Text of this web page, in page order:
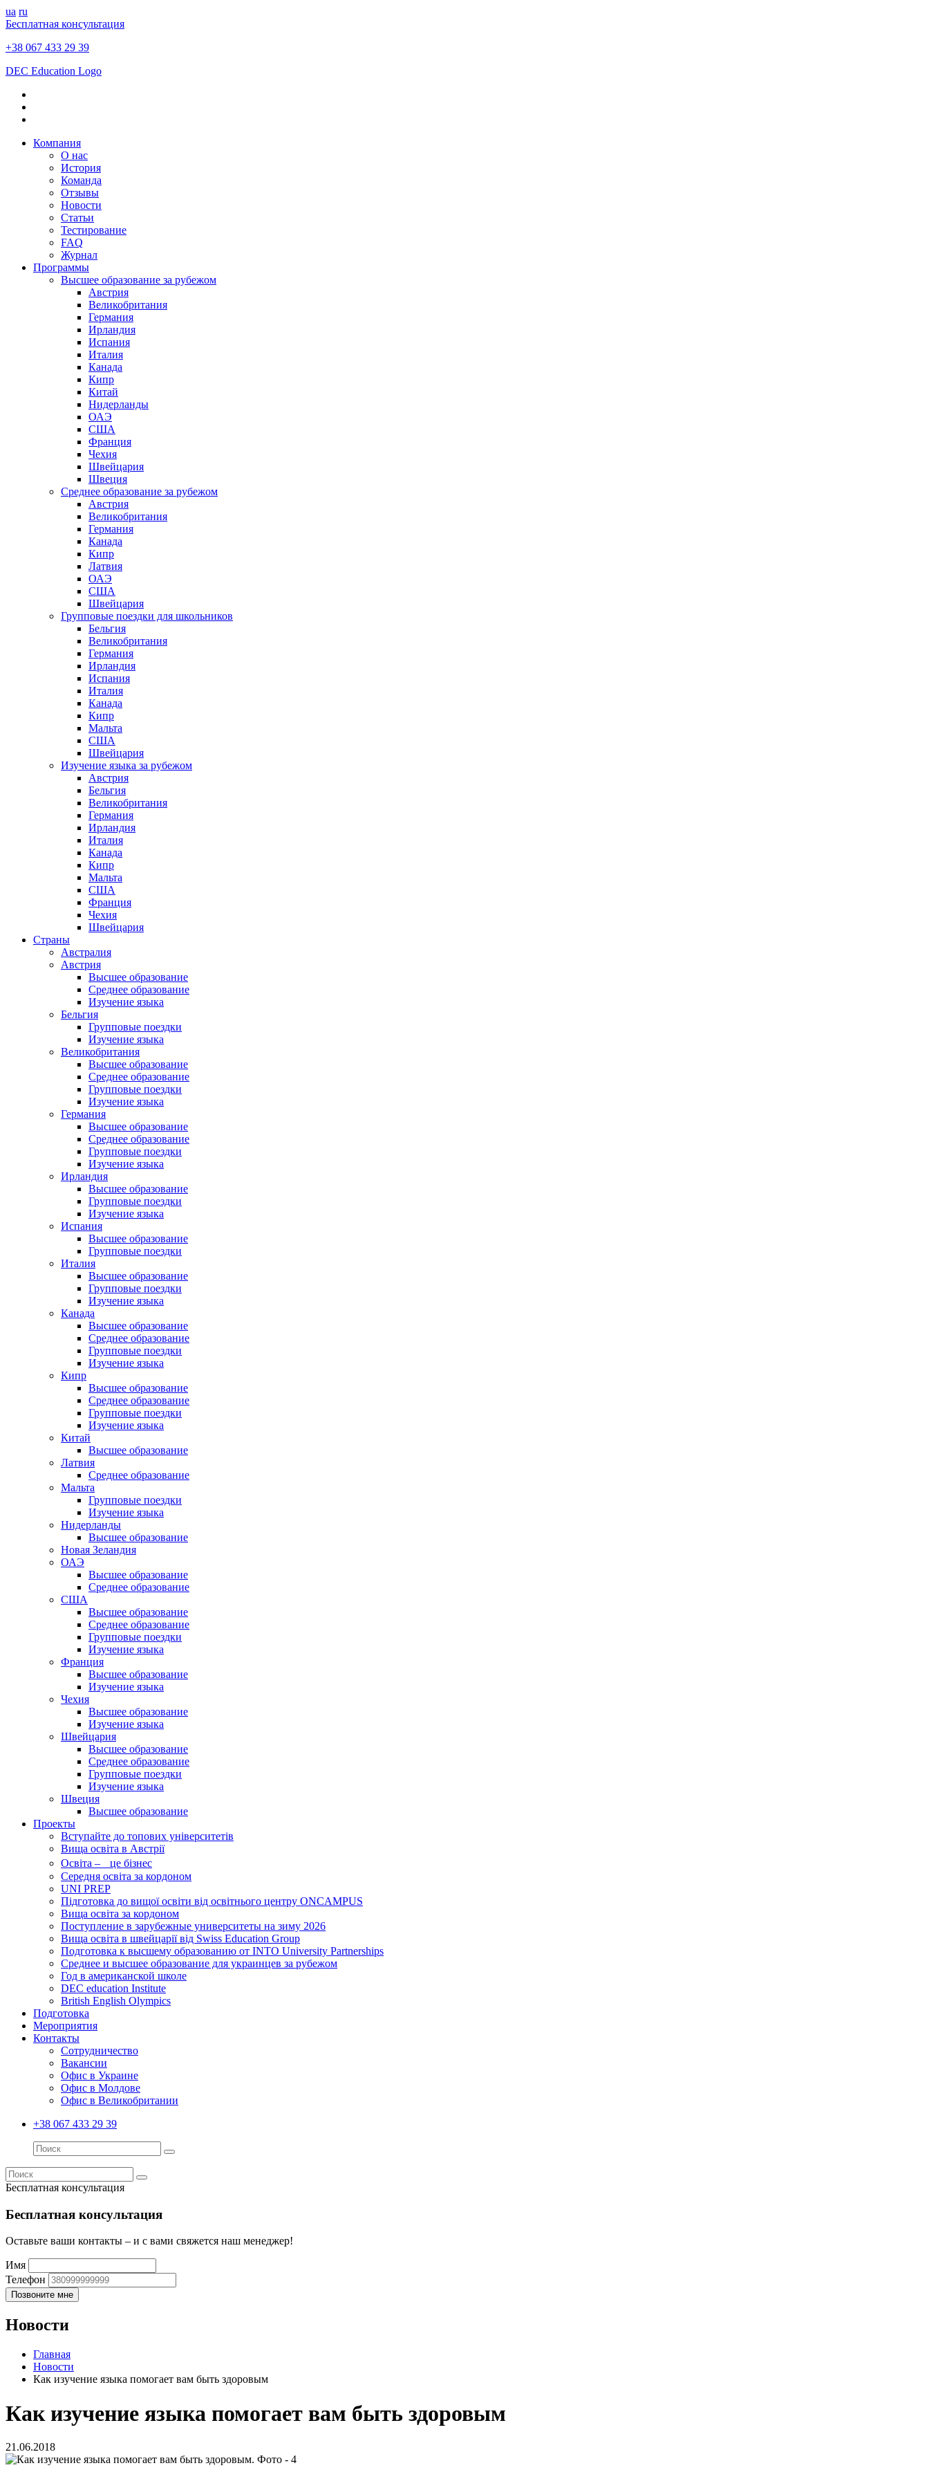
ua ru
Бесплатная консультация
+38 067 433 29 39
DEC Education Logo
Компания
О нас
История
Команда
Отзывы
Новости
Статьи
Тестирование
FAQ
Журнал
Программы
Высшее образование за рубежом
Австрия
Великобритания
Германия
Ирландия
Испания
Италия
Канада
Кипр
Китай
Нидерланды
ОАЭ
США
Франция
Чехия
Швейцария
Швеция
Среднее образование за рубежом
Австрия
Великобритания
Германия
Канада
Кипр
Латвия
ОАЭ
США
Швейцария
Групповые поездки для школьников
Бельгия
Великобритания
Германия
Ирландия
Испания
Италия
Канада
Кипр
Мальта
США
Швейцария
Изучение языка за рубежом
Австрия
Бельгия
Великобритания
Германия
Ирландия
Италия
Канада
Кипр
Мальта
США
Франция
Чехия
Швейцария
Страны
Австралия
Австрия
Высшее образование
Среднее образование
Изучение языка
Бельгия
Групповые поездки
Изучение языка
Великобритания
Высшее образование
Среднее образование
Групповые поездки
Изучение языка
Германия
Высшее образование
Среднее образование
Групповые поездки
Изучение языка
Ирландия
Высшее образование
Групповые поездки
Изучение языка
Испания
Высшее образование
Групповые поездки
Италия
Высшее образование
Групповые поездки
Изучение языка
Канада
Высшее образование
Среднее образование
Групповые поездки
Изучение языка
Кипр
Высшее образование
Среднее образование
Групповые поездки
Изучение языка
Китай
Высшее образование
Латвия
Среднее образование
Мальта
Групповые поездки
Изучение языка
Нидерланды
Высшее образование
Новая Зеландия
ОАЭ
Высшее образование
Среднее образование
США
Высшее образование
Среднее образование
Групповые поездки
Изучение языка
Франция
Высшее образование
Изучение языка
Чехия
Высшее образование
Изучение языка
Швейцария
Высшее образование
Среднее образование
Групповые поездки
Изучение языка
Швеция
Высшее образование
Проекты
Вступайте до топових університетів
Вища освіта в Австрії
Освіта – це бізнес
Середня освіта за кордоном
UNI PREP
Підготовка до вищої освіти від освітнього центру ONCAMPUS
Вища освіта за кордоном
Поступление в зарубежные университеты на зиму 2026
Вища освіта в швейцарії від Swiss Education Group
Подготовка к высшему образованию от INTO University Partnerships
Среднее и высшее образование для украинцев за рубежом
Год в американской школе
DEC education Institute
British English Olympics
Подготовка
Мероприятия
Контакты
Сотрудничество
Вакансии
Офис в Украине
Офис в Молдове
Офис в Великобритании
+38 067 433 29 39
Бесплатная консультация
Бесплатная консультация
Оставьте ваши контакты – и с вами свяжется наш менеджер!
Имя
Телефон
Новости
Главная
Новости
Как изучение языка помогает вам быть здоровым
Как изучение языка помогает вам быть здоровым
21.06.2018